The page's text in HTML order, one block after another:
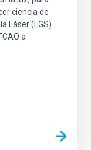
ciencia de
Láser (LGS)
a